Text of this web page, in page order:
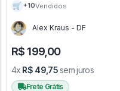
🛒 +10Vendidos
Alex Kraus - DF
R$ 199,00
4x R$ 49,75sem juros
Frete Grátis